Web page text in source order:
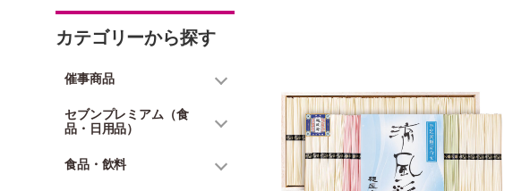
カテゴリーから探す
催事商品
セブンプレミアム（食
品・日用品）
食品・飲料